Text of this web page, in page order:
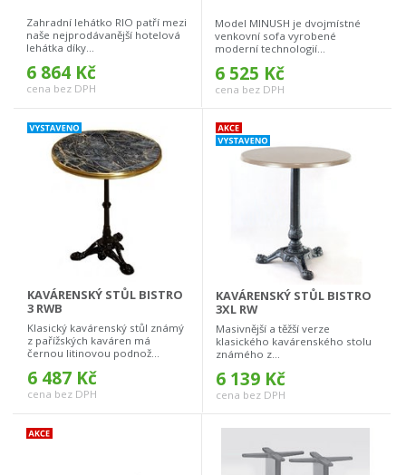
Zahradní lehátko RIO patří mezi
naše nejprodávanější hotelová
lehátka díky...
6 864 Kč
cena bez DPH
Model MINUSH je dvojmístné
venkovní sofa vyrobené
moderní technologií...
6 525 Kč
cena bez DPH
KAVÁRENSKÝ STŮL BISTRO
3 RWB
Klasický kavárenský stůl známý
z pařížských kaváren má
černou litinovou podnož...
6 487 Kč
cena bez DPH
KAVÁRENSKÝ STŮL BISTRO
3XL RW
Masivnější a těžší verze
klasického kavárenského stolu
známého z...
6 139 Kč
cena bez DPH